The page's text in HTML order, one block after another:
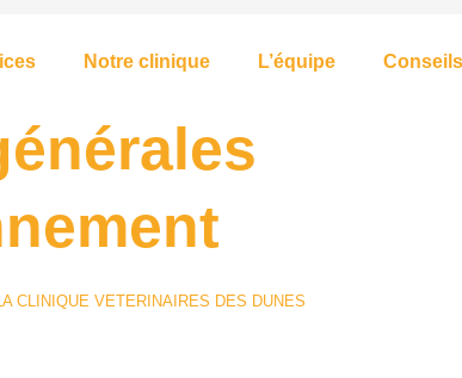
Notre clinique L’équipe Conseils
CLINIQUE VETERINAIRES DES DUNES